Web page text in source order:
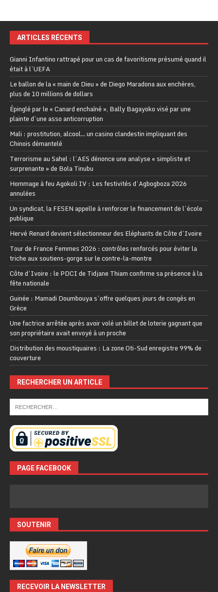
ARTICLES RÉCENTS
Gianni Infantino rattrapé pour un cas de favoritisme présumé quand il
était à l’UEFA
Le ballon de la « main de Dieu » de Diego Maradona aux enchères,
plus de 10 millions de dollars
Épinglé par le « Canard enchaîné », Bally Bagayoko visé par une
plainte d’une asso anticorruption
Mali : prostitution, alcool… un casino clandestin impliquant des
Chinois démantelé
Terrorisme au Sahel : l’AES dénonce une analyse « simpliste et
surprenante » de Bola Tinubu
Hommage à feu Agokoli IV : Les festivités d’Agbogboza 2026
annulées
Un syndicat, la FESEN appelle à renforcer le financement de l’école
publique
Hervé Renard devient sélectionneur des Eléphants de Côte d’Ivoire
Tour de France Femmes 2026 : contrôles renforcés pour éviter la
triche aux soutiens-gorge sur le contre-la-montre
Côte d’Ivoire : le PDCI de Tidjane Thiam confirme sa présence à la
fête nationale
Guinée : Mamadi Doumbouya s’offre quelques jours de congés en
Grèce
Une factrice arrêtée après avoir volé un billet de loterie gagnant que
son propriétaire avait envoyé à un proche
Distribution des moustiquaires : La zone Oti-Sud enregistre 99% de
couverture
RECHERCHER UN ARTICLE
PAGE FACEBOOK
SOUTENIR
RECEVOIR LA NEWSLETTER